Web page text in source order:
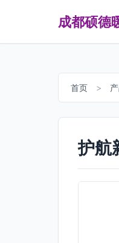
成都硕德
首页 >
护航